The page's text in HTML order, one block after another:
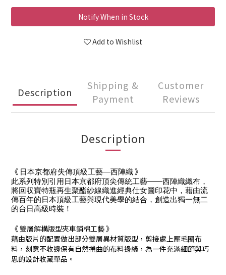
Notify When in Stock
Add to Wishlist
Description
Shipping &
Payment
Customer
Reviews
Description
《 日本京都府失傳頂級工藝—西陣織 》
此系列特別引用日本京都府頂尖傳統工藝——西陣織織布，
將回収寶特瓶再生聚酯紗線織進經典仕女圖印花中，藉由流
傳百年的日本頂級工藝與現代美學的結合，創造出獨一無二
的台日高級時裝！
《 雙層解構版型夾車鋪棉工藝 》
藉由版片的配置做出部分雙層異材質版型，剪接處上壓毛圈布
料，刻意不收邊保有自然捲曲的布料邊緣，為一件充滿細節與巧
思的設計收藏單品。